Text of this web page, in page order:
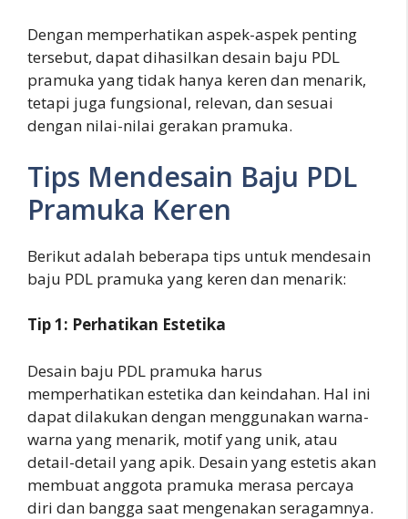
Dengan memperhatikan aspek-aspek penting
tersebut, dapat dihasilkan desain baju PDL
pramuka yang tidak hanya keren dan menarik,
tetapi juga fungsional, relevan, dan sesuai
dengan nilai-nilai gerakan pramuka.
Tips Mendesain Baju PDL
Pramuka Keren
Berikut adalah beberapa tips untuk mendesain
baju PDL pramuka yang keren dan menarik:
Tip 1: Perhatikan Estetika
Desain baju PDL pramuka harus
memperhatikan estetika dan keindahan. Hal ini
dapat dilakukan dengan menggunakan warna-
warna yang menarik, motif yang unik, atau
detail-detail yang apik. Desain yang estetis akan
membuat anggota pramuka merasa percaya
diri dan bangga saat mengenakan seragamnya.